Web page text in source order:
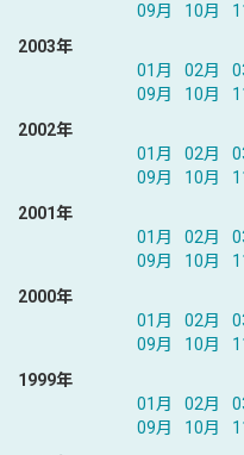
09月
10月
2003年
01月
02月
09月
10月
2002年
01月
02月
09月
10月
2001年
01月
02月
09月
10月
2000年
01月
02月
09月
10月
1999年
01月
02月
09月
10月